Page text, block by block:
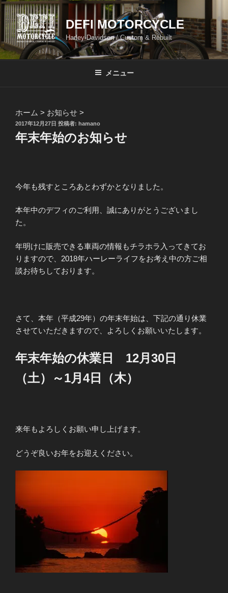
コ
ン
テ
ン
ツ
DEFI MOTORCYCLE
Harley-Davidson / Custom & Rebuilt
メニュー
ホーム > お知らせ >
投
稿
日:
2017年12月27日 投稿者: hamano
年末年始のお知らせ
今年も残すところあとわずかとなりました。
本年中のデフィのご利用、誠にありがとうございまし
た。
年明けに販売できる車両の情報もチラホラ入ってきてお
りますので、2018年ハーレーライフをお考え中の方ご相
談お待ちしております。
さて、本年（平成29年）の年末年始は、下記の通り休業
させていただきますので、よろしくお願いいたします。
年末年始の休業日 12月30日
（土）～1月4日（木）
来年もよろしくお願い申し上げます。
どうぞ良いお年をお迎えください。